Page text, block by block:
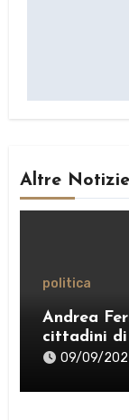
Altre Notizie
politica
Andrea
cittadini di
PRT”
09/09/